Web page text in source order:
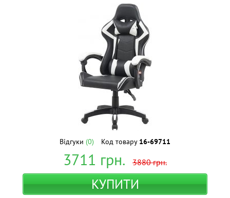
Відгуки (0) Код товару 16-69711
3711 грн. 3880грн.
КУПИТИ